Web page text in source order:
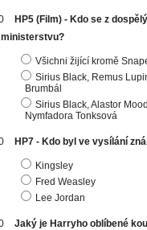
HP5 (Film) - Kdo se z
ministerstvu?
Všichni žijící kromě
Sirius Black, Remus
Brumbál
Sirius Black, Alastor
Nymfadora Tonksová
HP7 - Kdo byl ve vysílání
Kingsley
Fred Weasley
Lee Jordan
Jaký je Harryho oblíbené